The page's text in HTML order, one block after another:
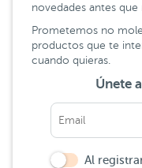
novedades antes que
Prometemos no
productos que te
cuando quieras.
Únete
Al